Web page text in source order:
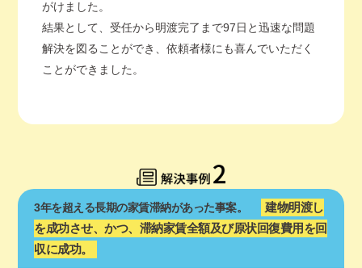
がけました。
結果として、受任から明渡完了まで97日と迅速な問題
解決を図ることができ、依頼者様にも喜んでいただく
ことができました。
3年を超える長期の家賃滞納があった事案。
建物明渡し
を成功させ、かつ、滞納家賃全額及び原状回復費用を回
収に成功。